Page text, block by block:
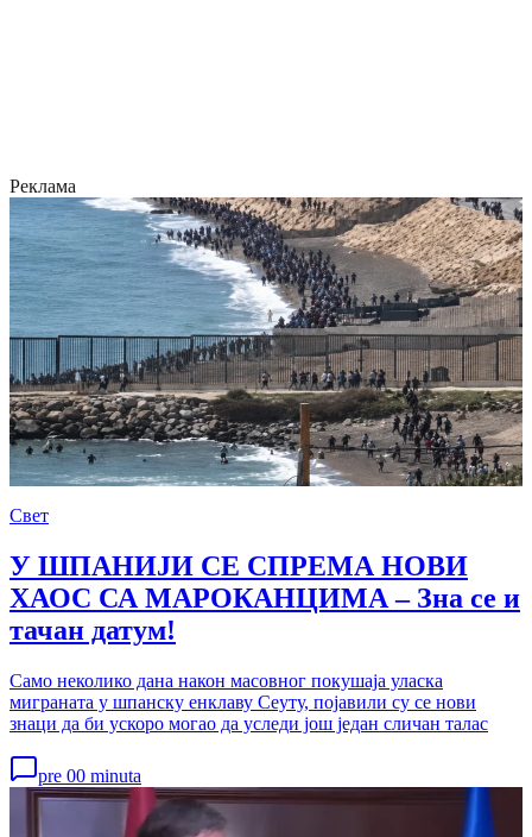
Реклама
Свет
У ШПАНИЈИ СЕ СПРЕМА НОВИ
ХАОС СА МАРОКАНЦИМА – Зна се и
тачан датум!
Само неколико дана након масовног покушаја уласка
миграната у шпанску енклаву Сеуту, појавили су се нови
знаци да би ускоро могао да уследи још један сличан талас
pre 00 minuta